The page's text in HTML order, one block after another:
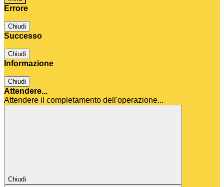
Errore
Chiudi
Successo
Chiudi
Informazione
Chiudi
Attendere...
Attendere il completamento dell'operazione...
Chiudi